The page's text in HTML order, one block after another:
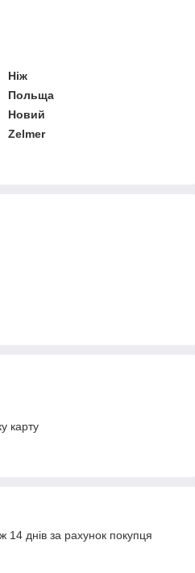
Ніж
Польща
Новий
Zelmer
карту
днів за рахунок покупця